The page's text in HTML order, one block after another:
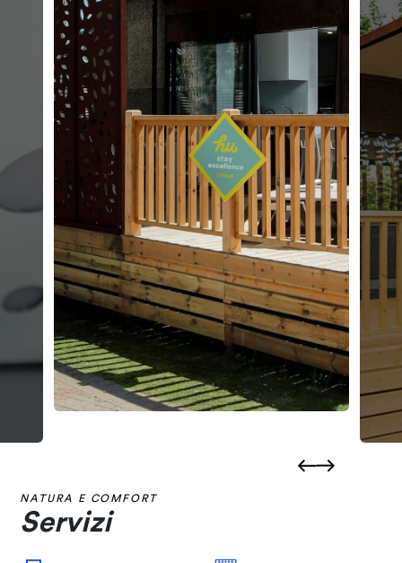
NATURA E COMFORT
Servizi